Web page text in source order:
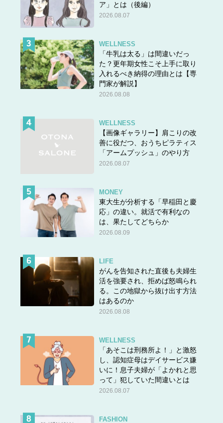
ア」とは（後編）
2026.08.07
WELLNESS
「牛乳は太る」は間違いだっ
た？更年期女性こそ上手に取り
入れるべき納得の理由とは【専
門家が解説】
2026.08.08
WELLNESS
【画像ギャラリー】肩こりの改
善に役だつ、おうちピラティス
「アームプッシュ」のやり方
2026.08.07
MONEY
東大生が分析する「早稲田と慶
応」の違い。就活で有利なの
は、果たしてどちらか
2026.08.09
LIFE
がんを告知された直後も夫婦生
活を強要され、拒めば怒鳴られ
る。この地獄から抜け出す方法
はあるのか
2026.08.08
WELLNESS
「あそこは刑務所よ！」と激怒
し、認知症母はデイサービス嫌
いに！息子夫婦が「よかれと思
って」犯していた間違いとは
2026.08.07
FASHION